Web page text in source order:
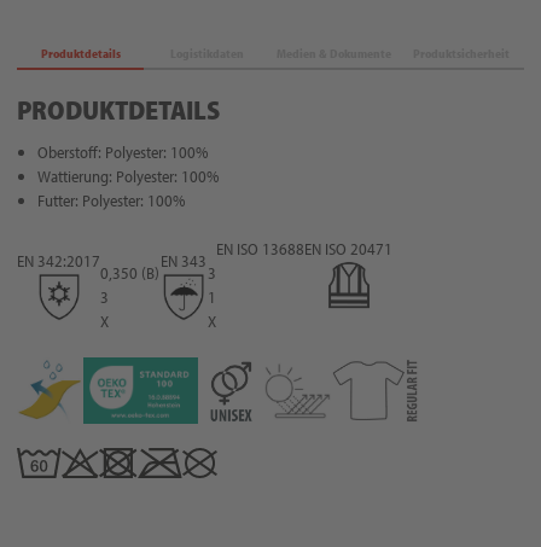
Produktdetails
PRODUKTDETAILS
Oberstoff: Polyester: 100%
Wattierung: Polyester: 100%
Futter: Polyester: 100%
EN 342:2017
0,350 (B)
3
X
EN 343
3
1
X
EN ISO 13688EN ISO 20471